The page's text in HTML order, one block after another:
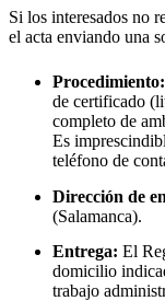
Si los interesados no
el acta enviando una
Procedimiento:
de certificado
completo de
Es
teléfono de
Dirección de
(Salamanca).
Entrega: El
domicilio
trabajo